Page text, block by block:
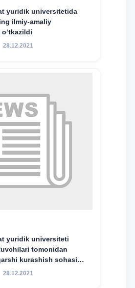
yuridik universitetida
ilmiy-amaliy
28.12.2021
yuridik universiteti
tomonidan
kurashish sohasida
islohotlar hamda
28.12.2021